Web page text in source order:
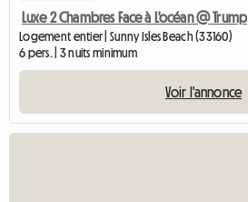
Luxe 2 Chambres Face à L'océan @ Trump
Logement entier | Sunny Isles Beach (33160)
6 pers. | 3 nuits minimum
Voir l'annonce